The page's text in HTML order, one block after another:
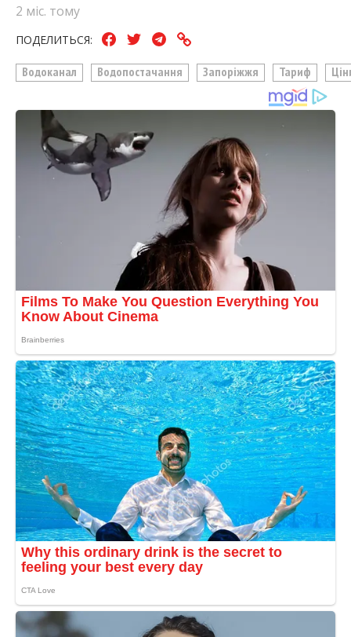
2 міс. тому
ПОДЕЛИТЬСЯ:
Водоканал Водопостачання Запоріжжя Тариф